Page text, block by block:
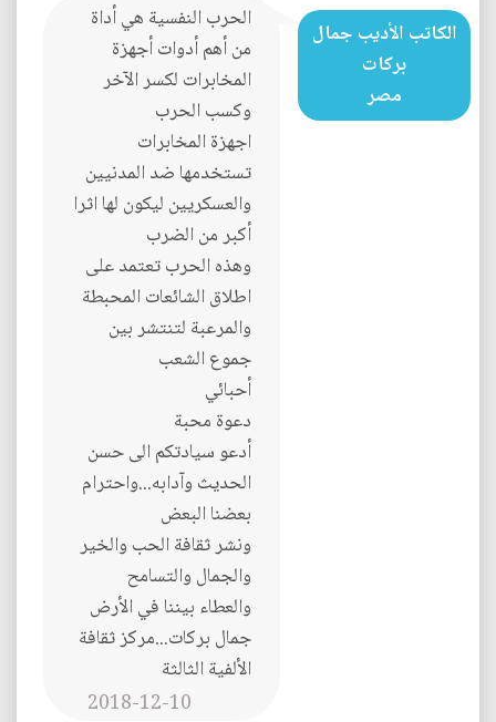
الكاتب الأديب جمال
بركات
مصر
الحرب النفسية هي أداة
من أهم أدوات أجهزة
المخابرات لكسر الآخر
وكسب الحرب
اجهزة المخابرات
تستخدمها ضد المدنيين
والعسكريين ليكون لها اثرا
أكبر من الضرب
وهذه الحرب تعتمد على
اطلاق الشائعات المحبطة
والمرعبة لتنتشر بين
جموع الشعب
أحبائي
دعوة محبة
أدعو سيادتكم الى حسن
الحديث وآدابه...واحترام
بعضنا البعض
ونشر ثقافة الحب والخير
والجمال والتسامح
والعطاء بيننا في الأرض
جمال بركات...مركز ثقافة
الألفية الثالثة
2018-12-10